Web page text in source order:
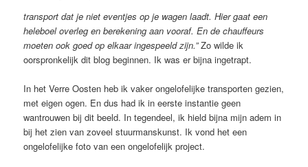
transport dat je niet eventjes op je wagen laadt. Hier gaat een
heleboel overleg en berekening aan vooraf. En de chauffeurs
moeten ook goed op elkaar ingespeeld zijn.”Zo wilde ik
oorspronkelijk dit blog beginnen. Ik was er bijna ingetrapt.
In het Verre Oosten heb ik vaker ongelofelijke transporten gezien,
met eigen ogen. En dus had ik in eerste instantie geen
wantrouwen bij dit beeld. In tegendeel, ik hield bijna mijn adem in
bij het zien van zoveel stuurmanskunst. Ik vond het een
ongelofelijke foto van een ongelofelijk project.